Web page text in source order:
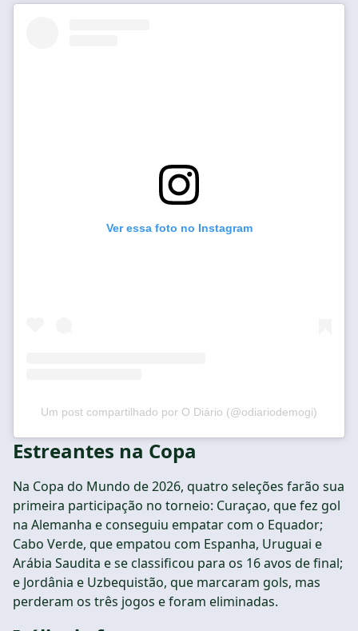
Ver essa foto no Instagram
Um post compartilhado por O Diário (@odiariodemogi)
Estreantes na Copa
Na Copa do Mundo de 2026, quatro seleções farão sua
primeira participação no torneio: Curaçao, que fez gol
na Alemanha e conseguiu empatar com o Equador;
Cabo Verde, que empatou com Espanha, Uruguai e
Arábia Saudita e se classificou para os 16 avos de final;
e Jordânia e Uzbequistão, que marcaram gols, mas
perderam os três jogos e foram eliminadas.